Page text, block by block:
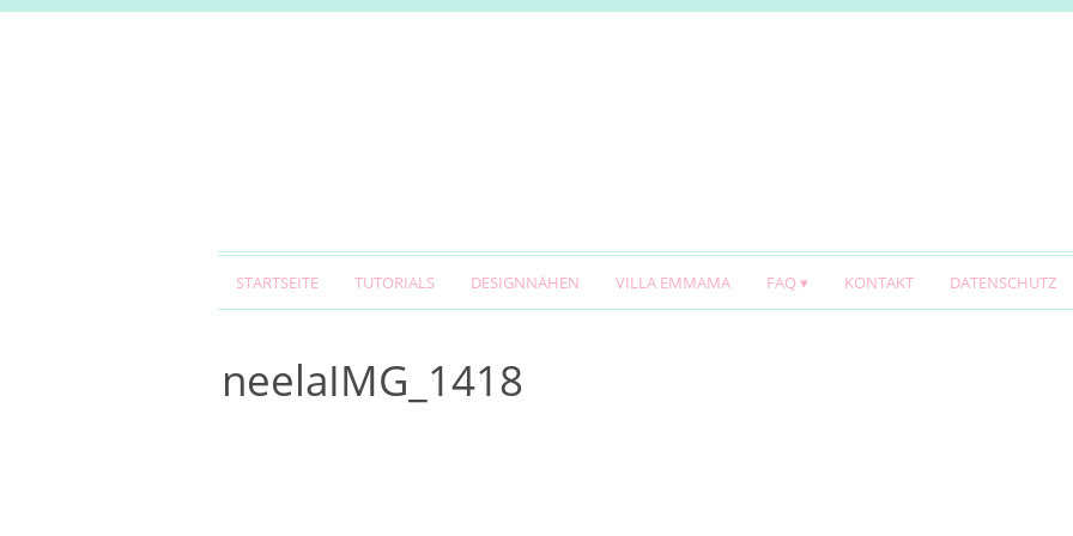
STARTSEITE TUTORIALS DESIGNNÄHEN VILLA EMMAMA FAQ KONTAKT DATENSCHUTZ
neelaIMG_1418